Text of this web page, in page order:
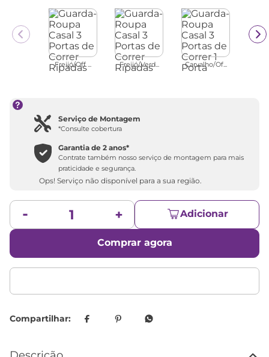
Freijó/Off ... Freijó/Verd... Carvalho/Of...
Serviço de Montagem
*Consulte cobertura
Garantia de 2 anos*
Contrate também nosso serviço de montagem para mais
praticidade e segurança.
Ops! Serviço não disponível para a sua região.
Adicionar
Comprar agora